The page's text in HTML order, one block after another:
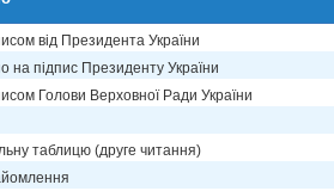
від Президента України
на підпис Президенту України
Голови Верховної Ради України
таблицю (друге читання)